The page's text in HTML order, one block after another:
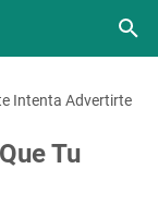
Intenta Advertirte
Tu